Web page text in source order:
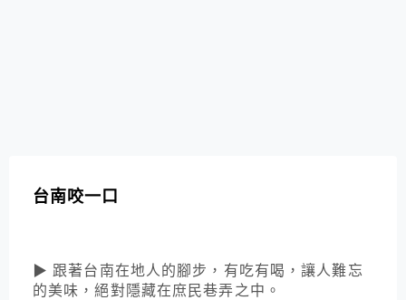
台南咬一口
▶ 跟著台南在地人的腳步，有吃有喝，讓人難忘
的美味，絕對隱藏在庶民巷弄之中。